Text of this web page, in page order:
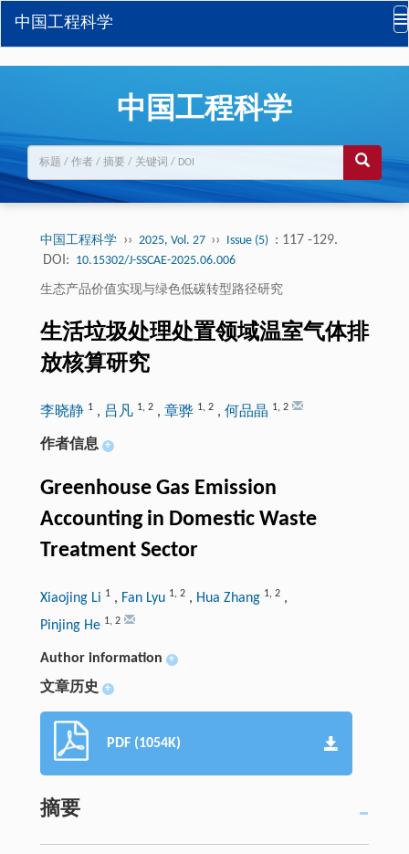
中国工程科学
中国工程科学
中国工程科学 ›› 2025, Vol. 27 ›› Issue (5) : 117 -129.
DOI: 10.15302/J-SSCAE-2025.06.006
生态产品价值实现与绿色低碳转型路径研究
生活垃圾处理处置领域温室气体排
放核算研究
李晓静 1, 吕凡 1, 2, 章骅 1, 2, 何品晶 1, 2
作者信息 +
Greenhouse Gas Emission
Accounting in Domestic Waste
Treatment Sector
Xiaojing Li 1, Fan Lyu 1, 2, Hua Zhang 1, 2,
Pinjing He 1, 2
Author information +
文章历史 +
PDF (1054K)
摘要